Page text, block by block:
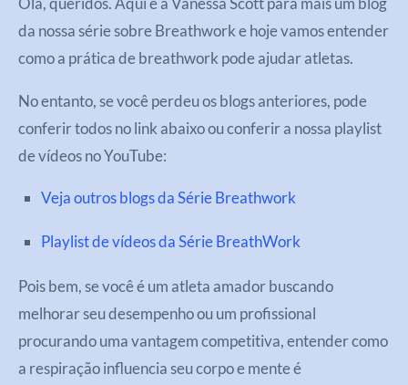
da nossa série sobre Breathwork e hoje vamos entender
como a prática de breathwork pode ajudar atletas.
No entanto, se você perdeu os blogs anteriores, pode
conferir todos no link abaixo ou conferir a nossa playlist
de vídeos no YouTube:
Veja outros blogs da Série Breathwork
Playlist de vídeos da Série BreathWork
Pois bem, se você é um atleta amador buscando
melhorar seu desempenho ou um profissional
procurando uma vantagem competitiva, entender como
a respiração influencia seu corpo e mente é